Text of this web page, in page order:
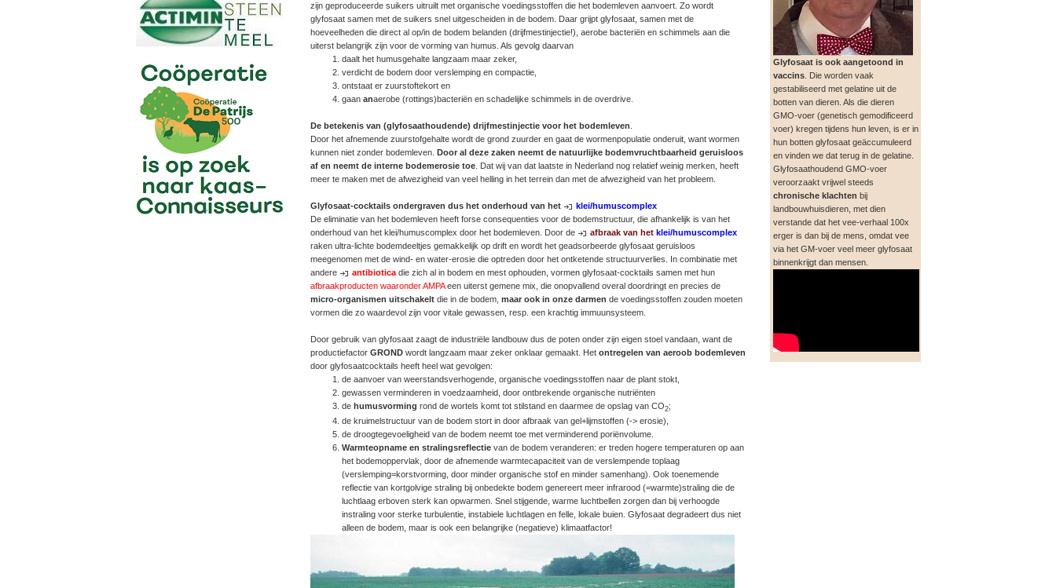
zijn geproduceerde suikers uitruilt met organische voedingsstoffen die het bodemleven aanvoert. Zo wordt
glyfosaat samen met de suikers snel uitgescheiden in de bodem. Daar grijpt glyfosaat, samen met de
hoeveelheden die direct al op/in de bodem belanden (drijfmestinjectie!), aerobe bacteriën en schimmels aan die
uiterst belangrijk zijn voor de vorming van humus. Als gevolg daarvan
daalt het humusgehalte langzaam maar zeker,
verdicht de bodem door verslemping en compactie,
ontstaat er zuurstoftekort en
gaan anaerobe (rottings)bacteriën en schadelijke schimmels in de overdrive.
De betekenis van (glyfosaathoudende) drijfmestinjectie voor het bodemleven
Door het afnemende zuurstofgehalte wordt de grond zuurder en gaat de wormenpopulatie onderuit, want wormen
kunnen niet zonder bodemleven. Door al deze zaken neemt de natuurlijke bodemvruchtbaarheid geruisloos
af en neemt de interne bodemerosie toe. Dat wij van dat laatste in Nederland nog relatief weinig merken, heeft
meer te maken met de afwezigheid van veel helling in het terrein dan met de afwezigheid van het probleem.
Glyfosaat-cocktails ondergraven dus het onderhoud van het
klei/humuscomplex
De eliminatie van het bodemleven heeft forse consequenties voor de bodemstructuur, die afhankelijk is van het
onderhoud van het klei/humuscomplex door het bodemleven. Door de
afbraak van het klei/humuscomplex
raken ultra-lichte bodemdeeltjes gemakkelijk op drift en wordt het geadsorbeerde glyfosaat geruisloos
meegenomen met de wind- en water-erosie die optreden door het ontketende structuurverlies. In combinatie met
andere
antibioticadie zich al in bodem en mest ophouden, vormen glyfosaat-cocktails samen met hun
afbraakproducten waaronder AMPAeen uiterst gemene mix, die onopvallend overal doordringt en precies de
micro-organismen uitschakeltdie in de bodem, maar ook in onze darmen de voedingsstoffen zouden moeten
vormen die zo waardevol zijn voor vitale gewassen, resp. een krachtig immuunsysteem.
Door gebruik van glyfosaat zaagt de industriële landbouw dus de poten onder zijn eigen stoel vandaan, want de
productiefactor GRONDwordt langzaam maar zeker onklaar gemaakt. Het ontregelen van aeroob bodemleven
door glyfosaatcocktails heeft heel wat gevolgen:
de aanvoer van weerstandsverhogende, organische voedingsstoffen naar de plant stokt,
gewassen verminderen in voedzaamheid, door ontbrekende organische nutriënten
de humusvorming rond de wortels komt tot stilstand en daarmee de opslag van CO2;
de kruimelstructuur van de bodem stort in door afbraak van gel+lijmstoffen (-> erosie),
de droogtegevoeligheid van de bodem neemt toe met verminderend poriënvolume.
Warmteopname en stralingsreflectievan de bodem veranderen: er treden hogere temperaturen op aan
het bodemoppervlak, door de afnemende warmtecapaciteit van de verslempende toplaag
(verslemping=korstvorming, door minder organische stof en minder samenhang). Ook toenemende
reflectie van kortgolvige straling bij onbedekte bodem genereert meer infrarood (=warmte)straling die de
luchtlaag erboven sterk kan opwarmen. Snel stijgende, warme luchtbellen zorgen dan bij verhoogde
instraling voor sterke turbulentie, instabiele luchtlagen en felle, lokale buien. Glyfosaat degradeert dus niet
alleen de bodem, maar is ook een belangrijke (negatieve) klimaatfactor!
Glyfosaat is ook aangetoond in
vaccins. Die worden vaak
gestabiliseerd met gelatine uit de
botten van dieren. Als die dieren
GMO-voer (genetisch gemodificeerd
voer) kregen tijdens hun leven, is er in
hun botten glyfosaat geäccumuleerd
en vinden we dat terug in de gelatine.
Glyfosaathoudend GMO-voer
veroorzaakt vrijwel steeds
chronische klachten bij
landbouwhuisdieren, met dien
verstande dat het vee-verhaal 100x
erger is dan bij de mens, omdat vee
via het GM-voer veel meer glyfosaat
binnenkrijgt dan mensen.